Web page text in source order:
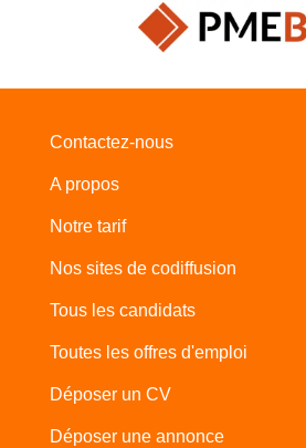
Contactez-nous
A propos
Notre tarif
Nos sites de codiffusion
Tous les candidats
Toutes les offres d'emploi
Déposer un CV
Déposer une annonce